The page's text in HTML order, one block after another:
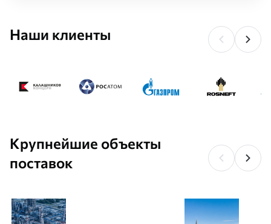
Наши клиенты
Крупнейшие объекты
поставок